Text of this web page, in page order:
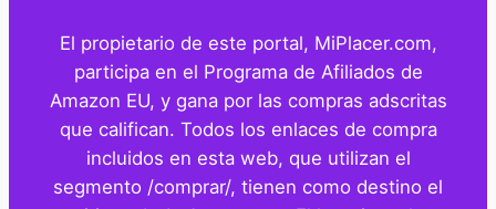
El propietario de este portal, MiPlacer.com,
participa en el Programa de Afiliados de
Amazon EU, y gana por las compras adscritas
que califican. Todos los enlaces de compra
incluidos en esta web, que utilizan el
segmento /comprar/, tienen como destino el